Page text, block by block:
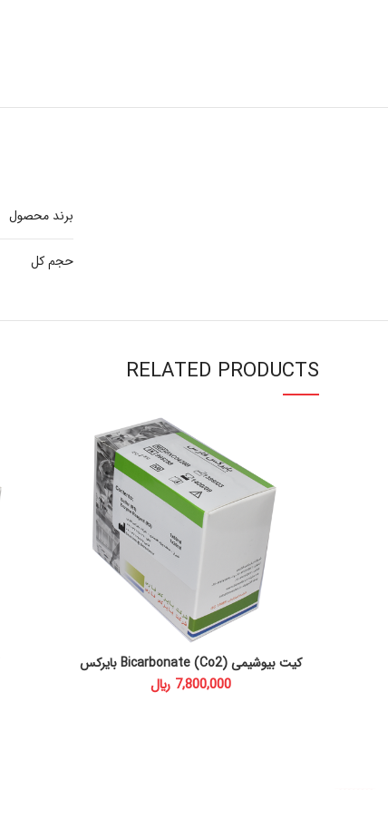
برند محصول
حجم کل
RELATED PRODUCTS
ADD TO CARTکیت بیوشیمی Bicarbonate (Co2) بایرکس
﷼